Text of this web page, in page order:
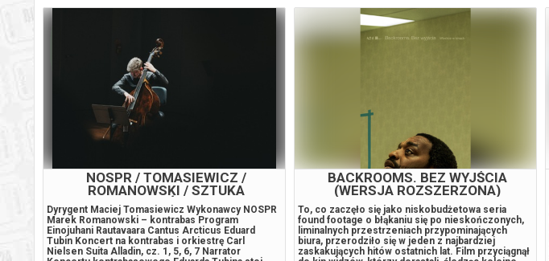
NOSPR / TOMASIEWICZ /
ROMANOWSKI / SZTUKA
OPOWIEŚCI / S3
Dyrygent Maciej Tomasiewicz Wykonawcy NOSPR
Marek Romanowski – kontrabas Program
Einojuhani Rautavaara Cantus Arcticus Eduard
Tubin Koncert na kontrabas i orkiestrę Carl
Nielsen Suita Alladin, cz. 1, 5, 6, 7 Narrator
BACKROOMS. BEZ WYJŚCIA
(WERSJA ROZSZERZONA)
To, co zaczęło się jako niskobudżetowa seria
found footage o błąkaniu się po nieskończonych,
liminalnych przestrzeniach przypominających
biura, przerodziło się w jeden z najbardziej
zaskakujących hitów ostatnich lat. Film przyciągnął